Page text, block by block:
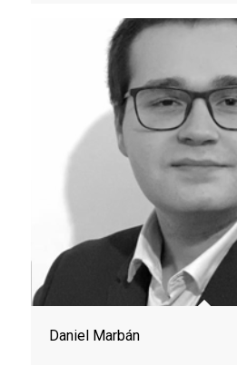
Daniel Marbán